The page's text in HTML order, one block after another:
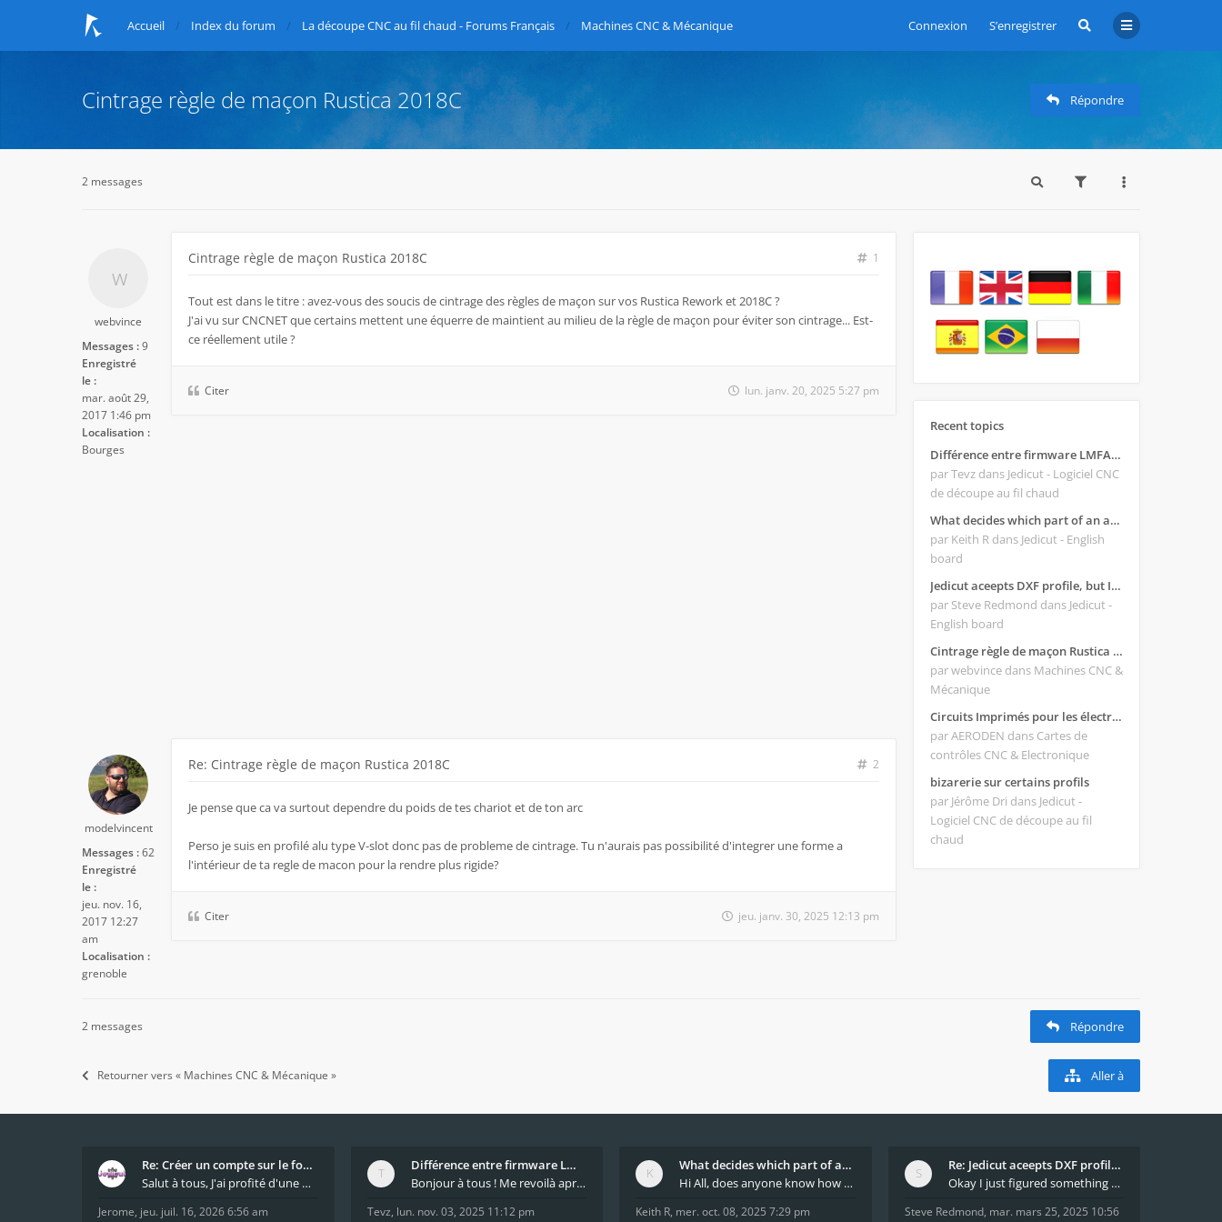
Connexion S’enregistrer
Accueil Index du forum La découpe CNC au fil chaud - Forums Français Machines CNC & Mécanique
Cintrage règle de maçon Rustica 2018C Répondre
2 messages
webvince
Messages :9
Enregistré
le :
mar. août 29,
2017 1:46 pm
Localisation :
Bourges
Cintrage règle de maçon Rustica 2018C 1
Tout est dans le titre : avez-vous des soucis de cintrage des règles de maçon sur vos Rustica Rework et 2018C ?
J'ai vu sur CNCNET que certains mettent une équerre de maintient au milieu de la règle de maçon pour éviter son cintrage... Est-
ce réellement utile ?
Citer lun. janv. 20, 2025 5:27 pm
modelvincent
Messages :62
Enregistré
le :
jeu. nov. 16,
2017 12:27
am
Localisation :
grenoble
Re: Cintrage règle de maçon Rustica 2018C 2
Je pense que ca va surtout dependre du poids de tes chariot et de ton arc
Perso je suis en profilé alu type V-slot donc pas de probleme de cintrage. Tu n'aurais pas possibilité d'integrer une forme a
l'intérieur de ta regle de macon pour la rendre plus rigide?
Citer jeu. janv. 30, 2025 12:13 pm
Recent topics
Différence entre firmware LMFAO_V4_8_0 et du GRBL
par Tevz dans Jedicut - Logiciel CNC
de découpe au fil chaud
What decides which part of an airfoil is the extrado and intrado?
par Keith R dans Jedicut - English
board
Jedicut aceepts DXF profile, but It won't cut (Icons grayed out)
par Steve Redmond dans Jedicut -
English board
Cintrage règle de maçon Rustica 2018C
par webvince dans Machines CNC &
Mécanique
Circuits Imprimés pour les électroniques:
par AERODEN dans Cartes de
contrôles CNC & Electronique
bizarerie sur certains profils
par Jérôme Dri dans Jedicut -
Logiciel CNC de découpe au fil
chaud
2 messages Répondre
Retourner vers « Machines CNC & Mécanique » Aller à
Re: Créer un compte sur le forum / Create forum us
Salut à tous, J'ai profité d'une mise à jour du s
Jerome, jeu. juil. 16, 2026 6:56 am
Différence entre firmware LMFAO_V4_8_0 et du GRBL
Bonjour à tous ! Me revoilà après 5 ans de pause
Tevz, lun. nov. 03, 2025 11:12 pm
What decides which part of an airfoil is the extra
Hi All, does anyone know how Jedicut decides which
Keith R, mer. oct. 08, 2025 7:29 pm
Re: Jedicut aceepts DXF profile, but It won't cut
Okay I just figured something out. The profile p
Steve Redmond, mar. mars 25, 2025 10:56